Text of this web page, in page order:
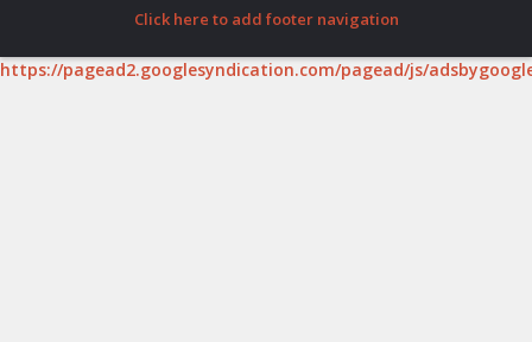
Click here to add footer navigation
https://pagead2.googlesyndication.com/pagead/js/